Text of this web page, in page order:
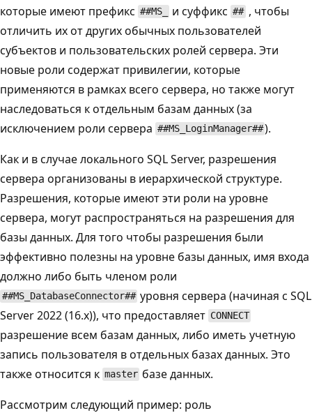
которые имеют префикс ##MS_ и суффикс##, чтобы
отличить их от других обычных пользователей
субъектов и пользовательских ролей сервера. Эти
новые роли содержат привилегии, которые
применяются в рамках всего сервера, но также могут
наследоваться к отдельным базам данных (за
исключением роли сервера ##MS_LoginManager##).
Как и в случае локального SQL Server, разрешения
сервера организованы в иерархической структуре.
Разрешения, которые имеют эти роли на уровне
сервера, могут распространяться на разрешения для
базы данных. Для того чтобы разрешения были
эффективно полезны на уровне базы данных, имя входа
должно либо быть членом роли
##MS_DatabaseConnector## уровня сервера (начиная с SQL
Server 2022 (16.x)), что предоставляет CONNECT
разрешение всем базам данных, либо иметь учетную
запись пользователя в отдельных базах данных. Это
также относится к master базе данных.
Рассмотрим следующий пример: роль